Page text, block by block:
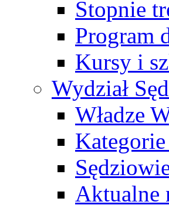
Stopnie
Program
Kursy i
Wydział
Władze
Aktualne